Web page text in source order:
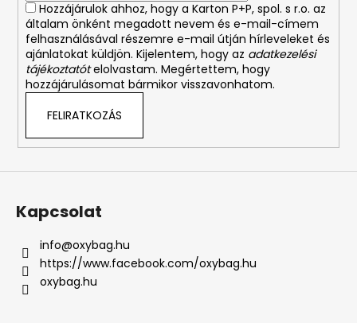
Hozzájárulok ahhoz, hogy a Karton P+P, spol. s r.o. az
általam önként megadott nevem és e-mail-címem
felhasználásával részemre e-mail útján hírleveleket és
ajánlatokat küldjön. Kijelentem, hogy az adatkezelési
tájékoztatótelolvastam. Megértettem, hogy
hozzájárulásomat bármikor visszavonhatom.
FELIRATKOZÁS
Kapcsolat
info@oxybag.hu
https://www.facebook.com/oxybag.hu
oxybag.hu